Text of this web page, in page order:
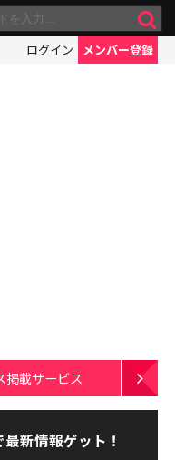
ログイン メンバー登録
掲載サービス
新情報ゲット！